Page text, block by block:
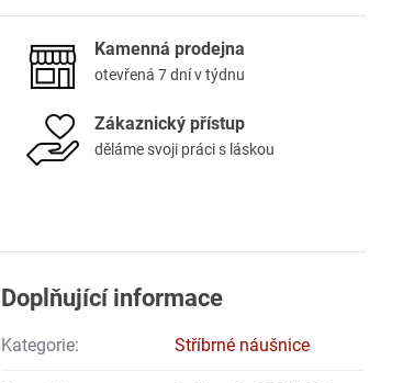
Kamenná prodejna
otevřená 7 dní v týdnu
Zákaznický přístup
děláme svoji práci s láskou
Doplňující informace
Kategorie: Stříbrné náušnice